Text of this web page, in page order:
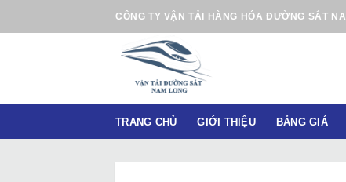
n
CÔNG TY VẬN TẢI HÀNG HÓA ĐƯỜNG SẮT
TRANG CHỦ GIỚI THIỆU BẢNG GIÁ